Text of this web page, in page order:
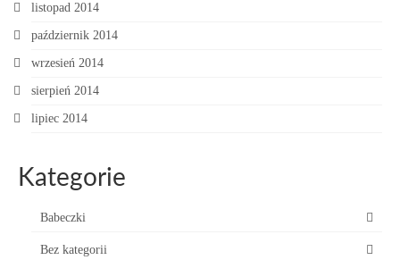
listopad 2014
październik 2014
wrzesień 2014
sierpień 2014
lipiec 2014
Kategorie
Babeczki
Bez kategorii